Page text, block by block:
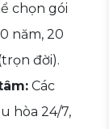
chọn gói
năm, 20
đời).
Các
hòa 24/7,